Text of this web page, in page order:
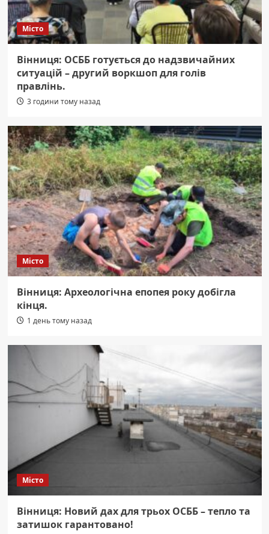
Місто
Вінниця: ОСББ готується до надзвичайних
ситуацій – другий воркшоп для голів
правлінь.
3 години тому назад
Місто
Вінниця: Археологічна епопея року добігла
кінця.
1 день тому назад
Місто
Вінниця: Новий дах для трьох ОСББ – тепло та
затишок гарантовано!